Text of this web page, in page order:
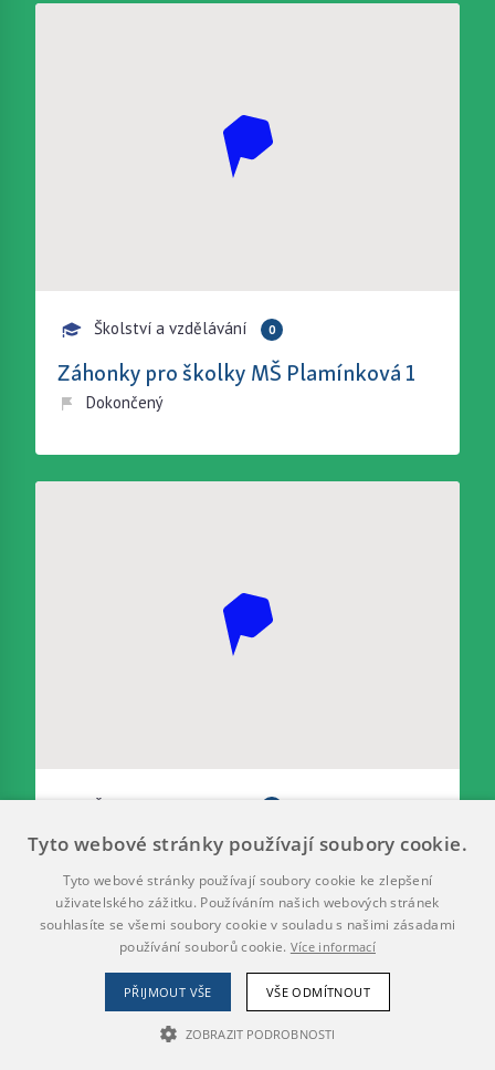
Školství a vzdělávání 0
Záhonky pro školky MŠ Plamínková 1
Dokončený
Školství a vzdělávání
Záhonky pro školky MŠ Plamínkové 2
Dokončený
Tyto webové stránky používají soubory cookie.
Tyto webové stránky používají soubory cookie ke zlepšení
uživatelského zážitku. Používáním našich webových stránek
souhlasíte se všemi soubory cookie v souladu s našimi zásadami
používání souborů cookie. Více informací
PŘIJMOUT VŠE VŠE ODMÍTNOUT
ZOBRAZIT PODROBNOSTI